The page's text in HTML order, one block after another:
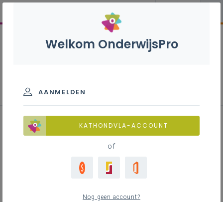
Raadpleeg via de leerplantool of download de
Welkom OnderwijsPro
AANMELDEN
KATHONDVLA-ACCOUNT
of
Nog geen account?